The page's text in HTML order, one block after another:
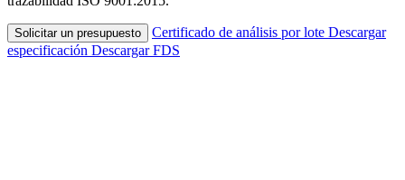
Solicitar un presupuesto Certificado de análisis por lote Descargar
especificación Descargar FDS